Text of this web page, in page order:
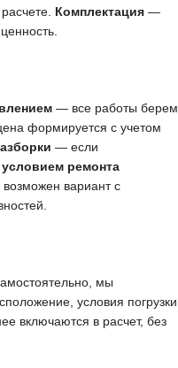
Комплектация —
— все работы берем
формируется с учетом
— если
ремонта
вариант с
мы
условия погрузки
включаются в расчет, без